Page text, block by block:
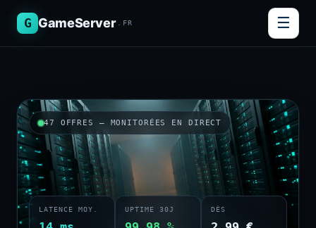
G GameServer .FR ☰
47 OFFRES — MONITORÉES EN DIRECT
LATENCE MOY. UPTIME 30J DÈS